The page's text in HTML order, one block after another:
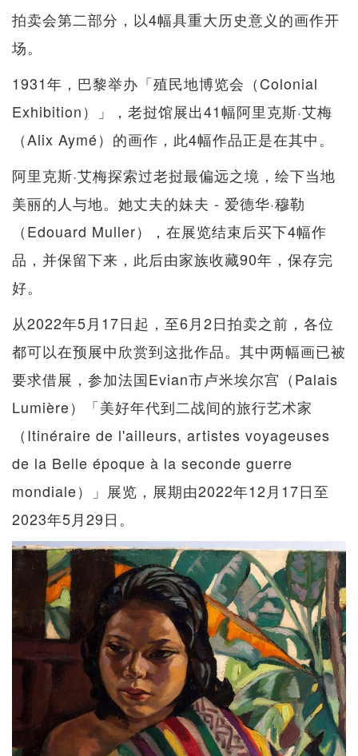
拍卖会第二部分，以4幅具重大历史意义的画作开
场。
1931年，巴黎举办「殖民地博览会（Colonial
Exhibition）」，老挝馆展出41幅阿里克斯·艾梅
（Alix Aymé）的画作，此4幅作品正是在其中。
阿里克斯·艾梅探索过老挝最偏远之境，绘下当地
美丽的人与地。她丈夫的妹夫 - 爱德华·穆勒
（Edouard Muller），在展览结束后买下4幅作
品，并保留下来，此后由家族收藏90年，保存完
好。
从2022年5月17日起，至6月2日拍卖之前，各位
都可以在预展中欣赏到这批作品。其中两幅画已被
要求借展，参加法国Evian市卢米埃尔宫（Palais
Lumière）「美好年代到二战间的旅行艺术家
（Itinéraire de l'ailleurs, artistes voyageuses
de la Belle époque à la seconde guerre
mondiale）」展览，展期由2022年12月17日至
2023年5月29日。